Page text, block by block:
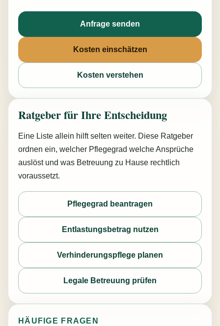
Anfrage senden
Kosten einschätzen
Kosten verstehen
Ratgeber für Ihre Entscheidung
Eine Liste allein hilft selten weiter. Diese Ratgeber
ordnen ein, welcher Pflegegrad welche Ansprüche
auslöst und was Betreuung zu Hause rechtlich
voraussetzt.
Pflegegrad beantragen
Entlastungsbetrag nutzen
Verhinderungspflege planen
Legale Betreuung prüfen
HÄUFIGE FRAGEN